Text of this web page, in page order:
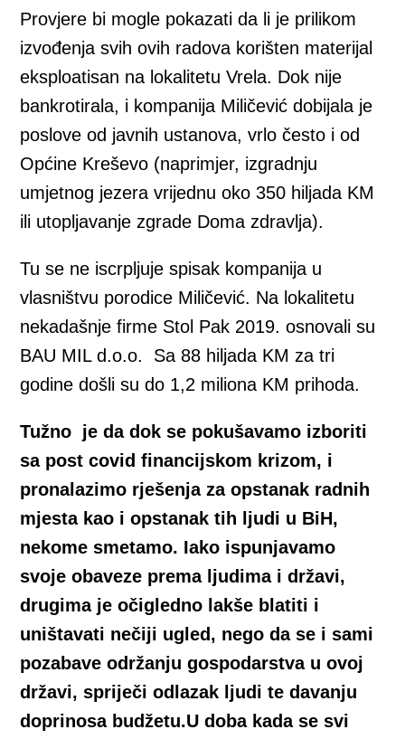
Provjere bi mogle pokazati da li je prilikom
izvođenja svih ovih radova korišten materijal
eksploatisan na lokalitetu Vrela. Dok nije
bankrotirala, i kompanija Miličević dobijala je
poslove od javnih ustanova, vrlo često i od
Općine Kreševo (naprimjer, izgradnju
umjetnog jezera vrijednu oko 350 hiljada KM
ili utopljavanje zgrade Doma zdravlja).
Tu se ne iscrpljuje spisak kompanija u
vlasništvu porodice Miličević. Na lokalitetu
nekadašnje firme Stol Pak 2019. osnovali su
BAU MIL d.o.o. Sa 88 hiljada KM za tri
godine došli su do 1,2 miliona KM prihoda.
Tužno je da dok se pokušavamo izboriti
sa post covid financijskom krizom, i
pronalazimo rješenja za opstanak radnih
mjesta kao i opstanak tih ljudi u BiH,
nekome smetamo. Iako ispunjavamo
svoje obaveze prema ljudima i državi,
drugima je očigledno lakše blatiti i
uništavati nečiji ugled, nego da se i sami
pozabave održanju gospodarstva u ovoj
državi, spriječi odlazak ljudi te davanju
doprinosa budžetu.U doba kada se svi